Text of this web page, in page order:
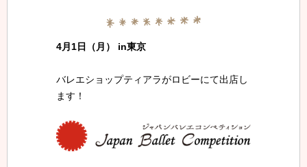
4月1日（月） in東京
バレエショップティアラがロビーにて出店し
ます！